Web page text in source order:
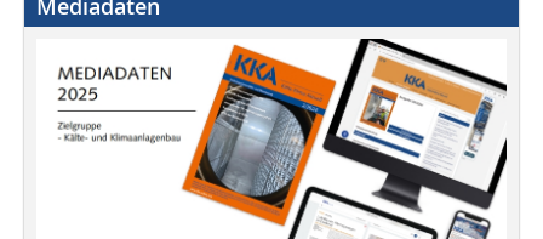
Mediadaten